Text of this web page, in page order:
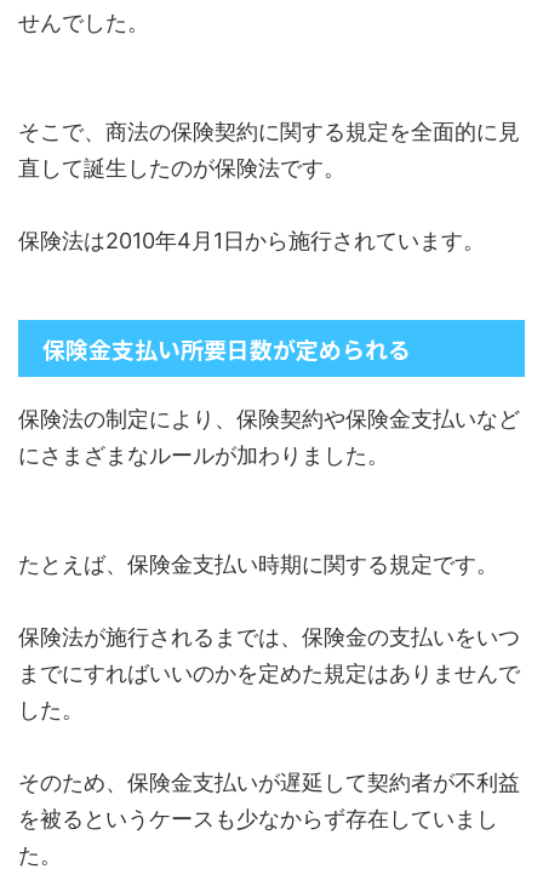
せんでした。
そこで、商法の保険契約に関する規定を全面的に見
直して誕生したのが保険法です。
保険法は2010年4月1日から施行されています。
保険金支払い所要日数が定められる
保険法の制定により、保険契約や保険金支払いなど
にさまざまなルールが加わりました。
たとえば、保険金支払い時期に関する規定です。
保険法が施行されるまでは、保険金の支払いをいつ
までにすればいいのかを定めた規定はありませんで
した。
そのため、保険金支払いが遅延して契約者が不利益
を被るというケースも少なからず存在していまし
た。